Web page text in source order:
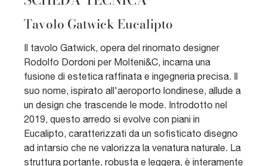
Tavolo Gatwick Eucalipto
Il tavolo Gatwick, opera del rinomato designer
Rodolfo Dordoni per Molteni&C, incarna una
fusione di estetica raffinata e ingegneria precisa. Il
suo nome, ispirato all'aeroporto londinese, allude a
un design che trascende le mode. Introdotto nel
2019, questo arredo si evolve con piani in
Eucalipto, caratterizzati da un sofisticato disegno
ad intarsio che ne valorizza la venatura naturale. La
struttura portante, robusta e leggera, è interamente